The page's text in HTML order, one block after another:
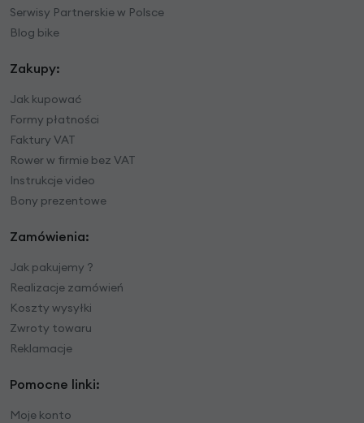
Serwisy Partnerskie w Polsce
Blog bike
Zakupy:
Jak kupować
Formy płatności
Faktury VAT
Rower w firmie bez VAT
Instrukcje video
Bony prezentowe
Zamówienia:
Jak pakujemy ?
Realizacje zamówień
Koszty wysyłki
Zwroty towaru
Reklamacje
Pomocne linki:
Moje konto